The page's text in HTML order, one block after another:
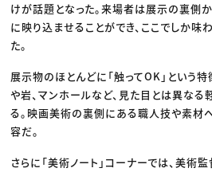
けが話題となった。来場者は展示の裏側
に映り込ませることができ、ここでしか味
た。
展示物のほとんどに「触ってOK」という
や岩、マンホールなど、見た目とは異な
る。映画美術の裏側にある職人技や素材
容だ。
さらに「美術ノート」コーナーでは、美